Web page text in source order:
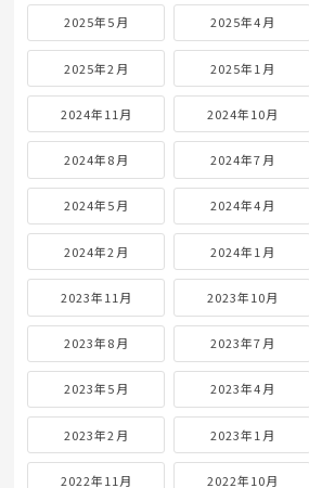
2025年5月 2025年4月
2025年2月 2025年1月
2024年11月 2024年10月
2024年8月 2024年7月
2024年5月 2024年4月
2024年2月 2024年1月
2023年11月 2023年10月
2023年8月 2023年7月
2023年5月 2023年4月
2023年2月 2023年1月
2022年11月 2022年10月